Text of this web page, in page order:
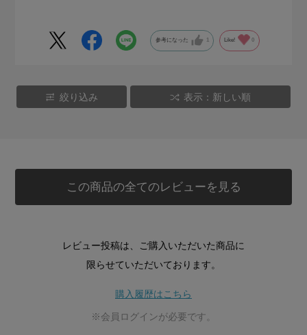
参考になった 1 Like! 0
絞り込み 表示：新しい順
この商品の全てのレビューを見る
レビュー投稿は、ご購入いただいた商品に
限らせていただいております。
購入履歴はこちら
※会員ログインが必要です。